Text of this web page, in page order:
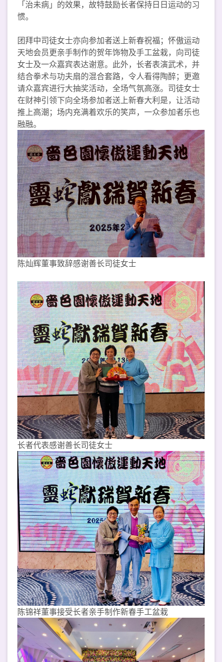
「治未病」的效果，故特鼓励长者保持日日运动的习
惯。
团拜中司徒女士亦向参加者送上新春祝福；怀傲运动
天地会员更亲手制作的贺年饰物及手工盆栽，向司徒
女士及一众嘉宾表达谢意。此外，长者表演武术，并
结合拳术与功夫扇的混合套路，令人看得陶醉；更邀
请众嘉宾进行大抽奖活动，全场气氛高涨。司徒女士
在财神引领下向全场参加者送上新春大利是，让活动
推上高潮；场内充满着欢乐的笑声，一众参加者乐也
融融。
陈灿辉董事致辞感谢善长司徒女士
长者代表感谢善长司徒女士
陈锦祥董事接受长者亲手制作新春手工盆栽